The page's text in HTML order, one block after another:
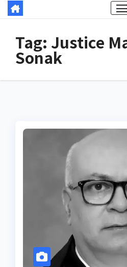
Tag: Justice
Sonak